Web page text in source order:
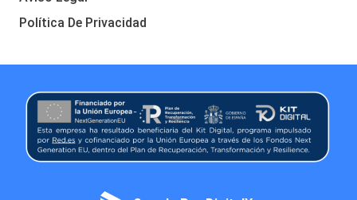
Política De Privacidad